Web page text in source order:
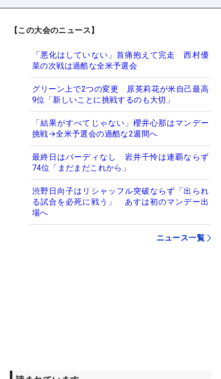
【この大会のニュース】
「悪化はしていない」首痛抱えて完走 西村優
菜の次戦は過酷な全米予選会
グリーン上で2つの変更 原英莉花が米自己最高
9位「新しいことに挑戦するのも大切」
「結果がすべてじゃない」櫻井心那はマンデー
挑戦→全米予選会の過酷な2週間へ
最終日はバーディなし 岩井千怜は連覇ならず
74位「まだまだこれから」
渋野日向子はリシャッフル突破ならず「出られ
る試合を必死に戦う」 あすは初のマンデー出
場へ
ニュース一覧